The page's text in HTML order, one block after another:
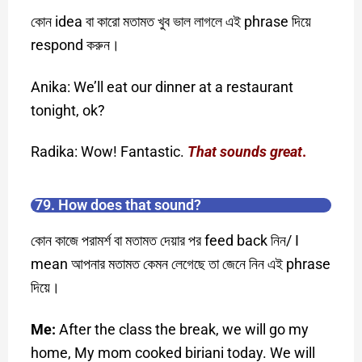
কোন idea বা কারো মতামত খুব ভাল লাগলে এই phrase দিয়ে
respond করুন।
Anika: We’ll eat our dinner at a restaurant
tonight, ok?
Radika: Wow! Fantastic. That sounds great.
79. How does that sound?
কোন কাজে পরামর্শ বা মতামত দেয়ার পর feed back নিন/ I
mean আপনার মতামত কেমন লেগেছে তা জেনে নিন এই phrase
দিয়ে।
Me: After the class the break, we will go my
home, My mom cooked biriani today. We will